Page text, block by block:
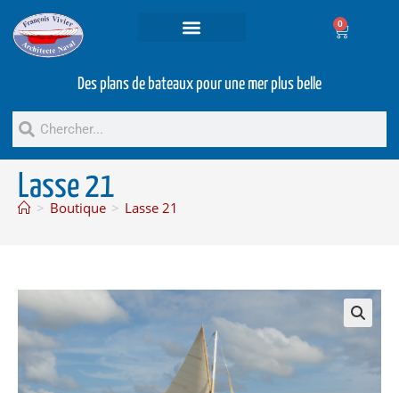
0
Des plans de bateaux pour une mer plus belle
Lasse 21
> Boutique > Lasse 21